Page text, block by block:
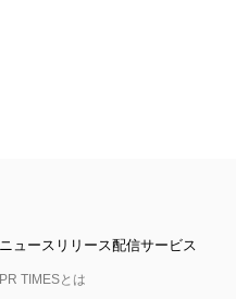
ニュースリリース配信サービス
PR TIMESとは